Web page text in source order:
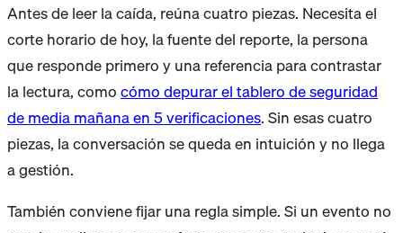
Antes de leer la caída, reúna cuatro piezas. Necesita el
corte horario de hoy, la fuente del reporte, la persona
que responde primero y una referencia para contrastar
la lectura, comocómo depurar el tablero de seguridad
de media mañana en 5 verificaciones. Sin esas cuatro
piezas, la conversación se queda en intuición y no llega
a gestión.
También conviene fijar una regla simple. Si un evento no